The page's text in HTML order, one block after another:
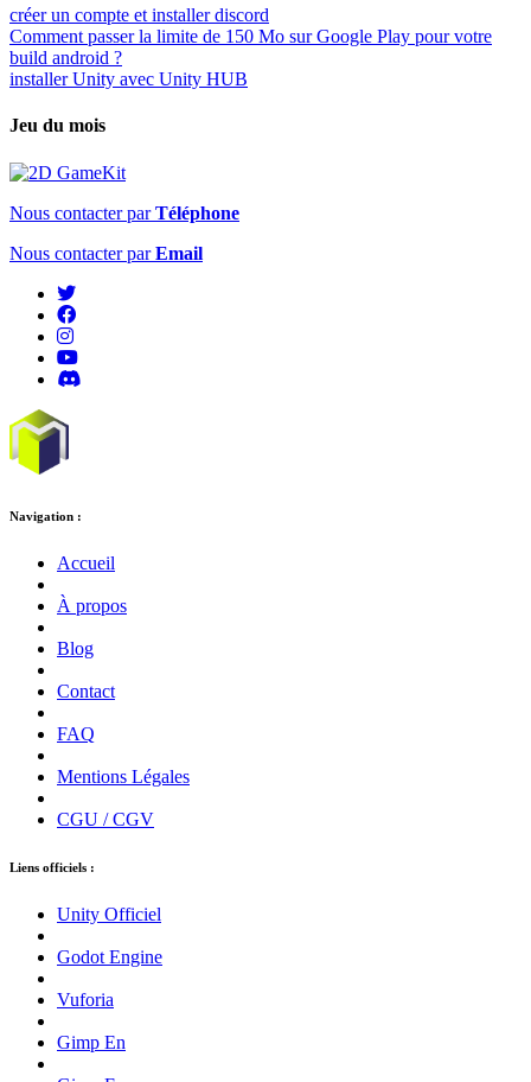
créer un compte et installer discord
Comment passer la limite de 150 Mo sur Google Play pour votre
build android ?
installer Unity avec Unity HUB
Jeu du mois
Nous contacter parTéléphone
Nous contacter parEmail
Navigation :
Accueil
À propos
Blog
Contact
FAQ
Mentions Légales
CGU / CGV
Liens officiels :
Unity Officiel
Godot Engine
Vuforia
Gimp En